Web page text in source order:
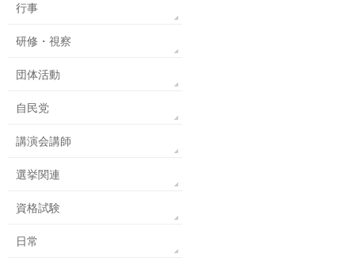
行事
研修・視察
団体活動
自民党
講演会講師
選挙関連
資格試験
日常